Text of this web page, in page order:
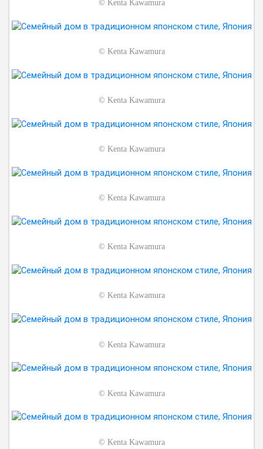
© Kenta Kawamura
© Kenta Kawamura
© Kenta Kawamura
© Kenta Kawamura
© Kenta Kawamura
© Kenta Kawamura
© Kenta Kawamura
© Kenta Kawamura
© Kenta Kawamura
© Kenta Kawamura